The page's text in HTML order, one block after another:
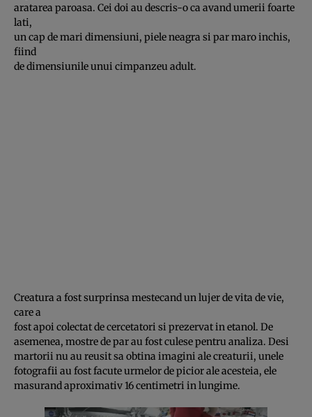
aratarea paroasa. Cei doi au descris-o ca avand umerii foarte
lati,
un cap de mari dimensiuni, piele neagra si par maro inchis,
fiind
de dimensiunile unui cimpanzeu adult.
Creatura a fost surprinsa mestecand un lujer de vita de vie,
care a
fost apoi colectat de cercetatori si prezervat in etanol. De
asemenea, mostre de par au fost culese pentru analiza. Desi
martorii nu au reusit sa obtina imagini ale creaturii, unele
fotografii au fost facute urmelor de picior ale acesteia, ele
masurand aproximativ 16 centimetri in lungime.